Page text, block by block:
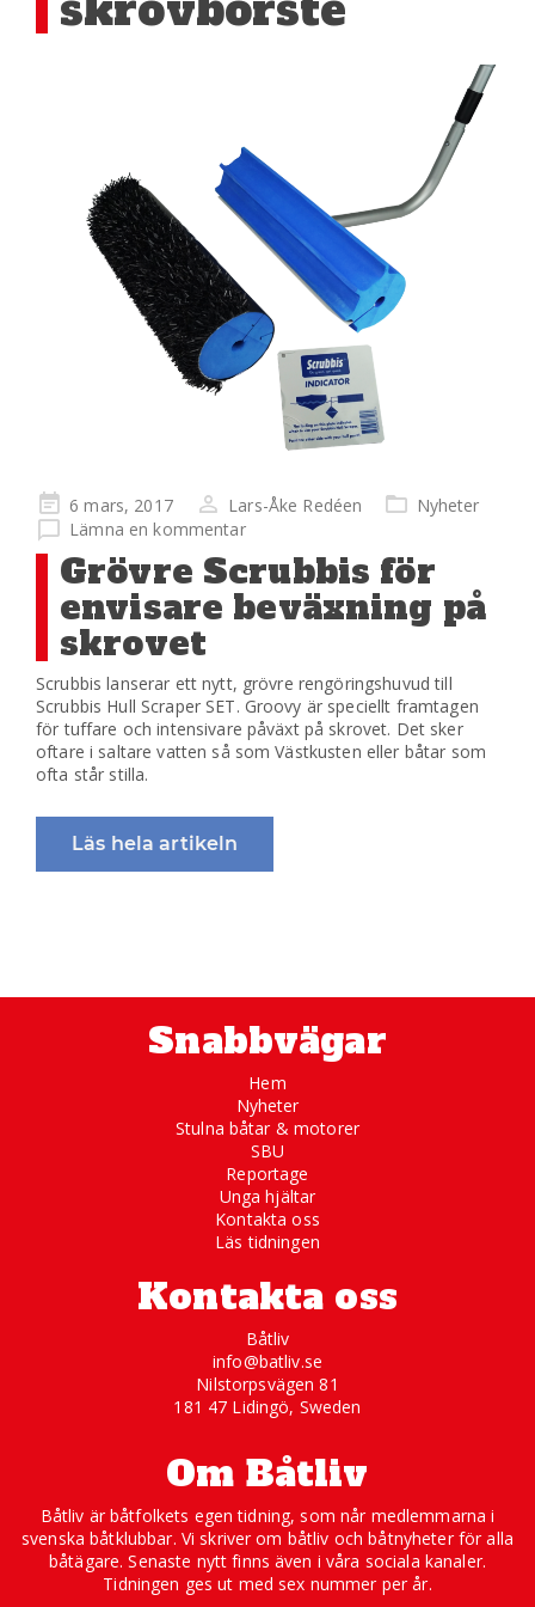
Publicerad
på
6 mars, 2017 Lars-Åke Redéen
Nyheter
Lämna en kommentar
Grövre Scrubbis för
envisare beväxning på
skrovet
Scrubbis lanserar ett nytt, grövre rengöringshuvud till
Scrubbis Hull Scraper SET. Groovy är speciellt framtagen
för tuffare och intensivare påväxt på skrovet. Det sker
oftare i saltare vatten så som Västkusten eller båtar som
ofta står stilla.
Läs hela artikeln
Snabbvägar
Hem
Nyheter
Stulna båtar & motorer
SBU
Reportage
Unga hjältar
Kontakta oss
Läs tidningen
Kontakta oss
Båtliv
info@batliv.se
Nilstorpsvägen 81
181 47 Lidingö, Sweden
Om Båtliv
Båtliv är båtfolkets egen tidning, som når medlemmarna i
svenska båtklubbar. Vi skriver om båtliv och båtnyheter för alla
båtägare. Senaste nytt finns även i våra sociala kanaler.
Tidningen ges ut med sex nummer per år.